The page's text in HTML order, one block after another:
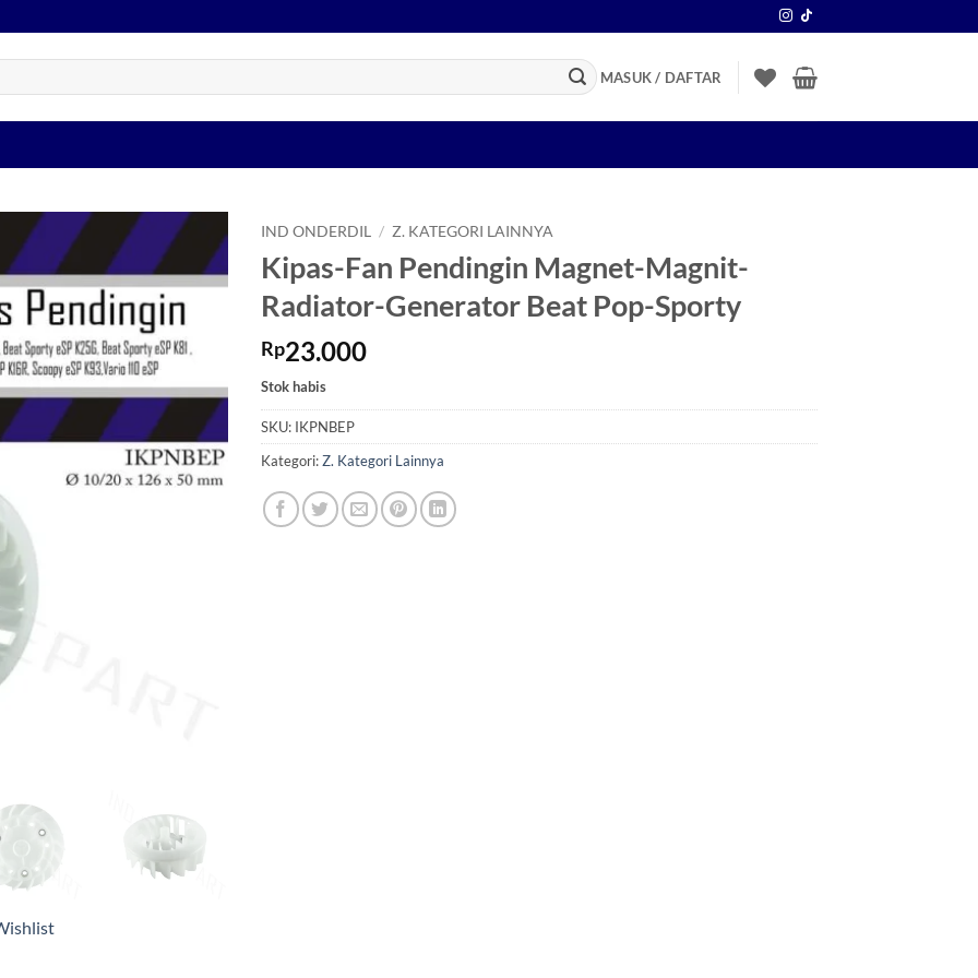
MASUK / DAFTAR
Tambahkan
ke Wishlist
IND ONDERDIL / Z. KATEGORI LAINNYA
Kipas-Fan Pendingin Magnet-Magnit-
Radiator-Generator Beat Pop-Sporty
Rp23.000
Stok habis
SKU: IKPNBEP
Kategori:Z. Kategori Lainnya